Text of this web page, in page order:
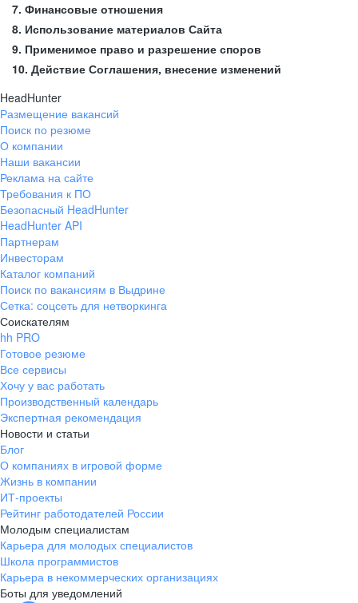
7. Финансовые отношения
8. Использование материалов Сайта
9. Применимое право и разрешение споров
10. Действие Соглашения, внесение изменений
HeadHunter
Размещение вакансий
Поиск по резюме
О компании
Наши вакансии
Реклама на сайте
Требования к ПО
Безопасный HeadHunter
HeadHunter API
Партнерам
Инвесторам
Каталог компаний
Поиск по вакансиям в Выдрине
Сетка: соцсеть для нетворкинга
Соискателям
hh PRO
Готовое резюме
Все сервисы
Хочу у вас работать
Производственный календарь
Экспертная рекомендация
Новости и статьи
Блог
О компаниях в игровой форме
Жизнь в компании
ИТ-проекты
Рейтинг работодателей России
Молодым специалистам
Карьера для молодых специалистов
Школа программистов
Карьера в некоммерческих организациях
Боты для уведомлений